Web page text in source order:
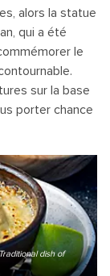
alors la statue
qui a été
le
sur la base
porter chance
dish of